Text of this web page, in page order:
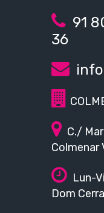
91
36
C./
Colmenar
Lun-
Dom